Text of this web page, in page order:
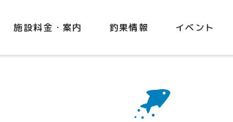
施設料金・案内 釣果情報 イベント